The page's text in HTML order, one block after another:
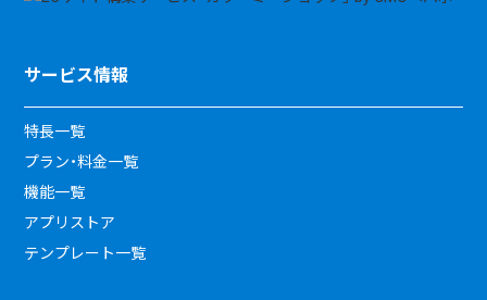
サービス情報
特長一覧
プラン・料金一覧
機能一覧
アプリストア
テンプレート一覧